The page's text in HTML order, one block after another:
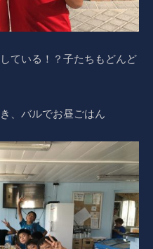
ている！？子たちもどんど
、バルでお昼ごはん